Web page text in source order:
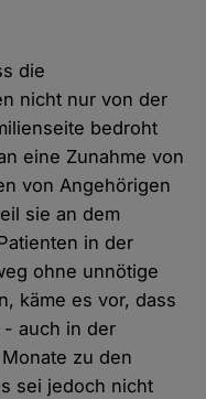
die
nicht nur von der
bedroht
eine Zunahme von
von Angehörigen
sie an dem
in der
ohne unnötige
käme es vor, dass
- auch in der
zu den
sei jedoch nicht